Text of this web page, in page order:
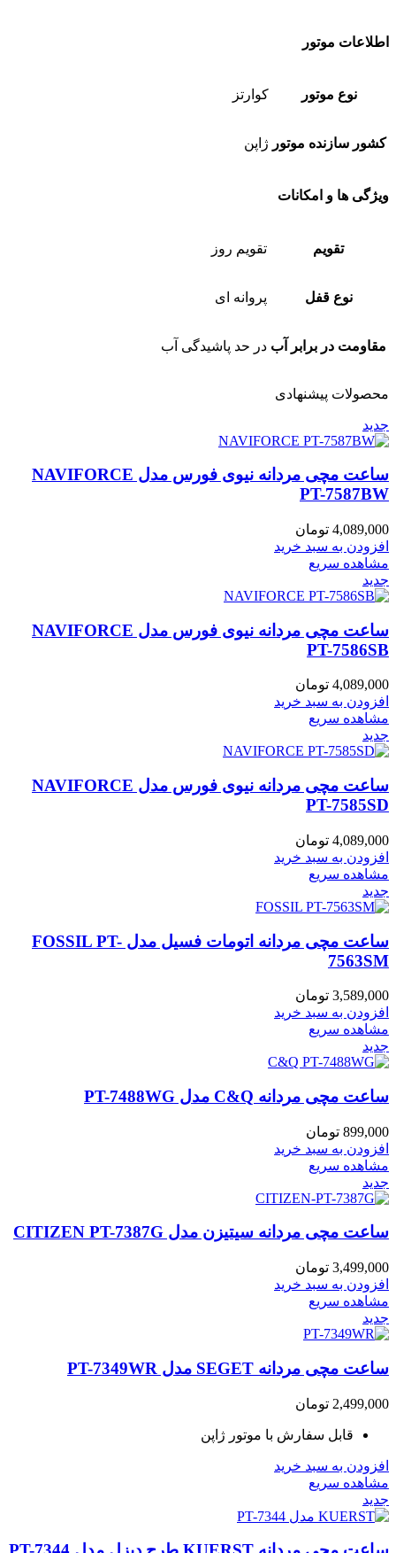
اطلاعات موتور
نوع موتور کوارتز
کشور سازنده موتور ژاپن
ویژگی ها و امکانات
تقویم تقویم روز
نوع قفل پروانه ای
مقاومت در برابر آب در حد پاشیدگی آب
محصولات پیشنهادی
جدید
ساعت مچی مردانه نیوی فورس مدل NAVIFORCE
PT-7587BW
4,089,000 تومان
افزودن به سبد خرید
مشاهده سریع
جدید
ساعت مچی مردانه نیوی فورس مدل NAVIFORCE
PT-7586SB
4,089,000 تومان
افزودن به سبد خرید
مشاهده سریع
جدید
ساعت مچی مردانه نیوی فورس مدل NAVIFORCE
PT-7585SD
4,089,000 تومان
افزودن به سبد خرید
مشاهده سریع
جدید
ساعت مچی مردانه اتومات فسیل مدل FOSSIL PT-
7563SM
3,589,000 تومان
افزودن به سبد خرید
مشاهده سریع
جدید
ساعت مچی مردانه C&Q مدل PT-7488WG
899,000 تومان
افزودن به سبد خرید
مشاهده سریع
جدید
ساعت مچی مردانه سیتیزن مدل CITIZEN PT-7387G
3,499,000 تومان
افزودن به سبد خرید
مشاهده سریع
جدید
ساعت مچی مردانه SEGET مدل PT-7349WR
2,499,000 تومان
قابل سفارش با موتور ژاپن
افزودن به سبد خرید
مشاهده سریع
جدید